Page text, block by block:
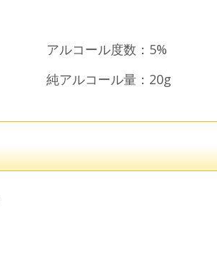
アルコール度数：5%
純アルコール量：20g